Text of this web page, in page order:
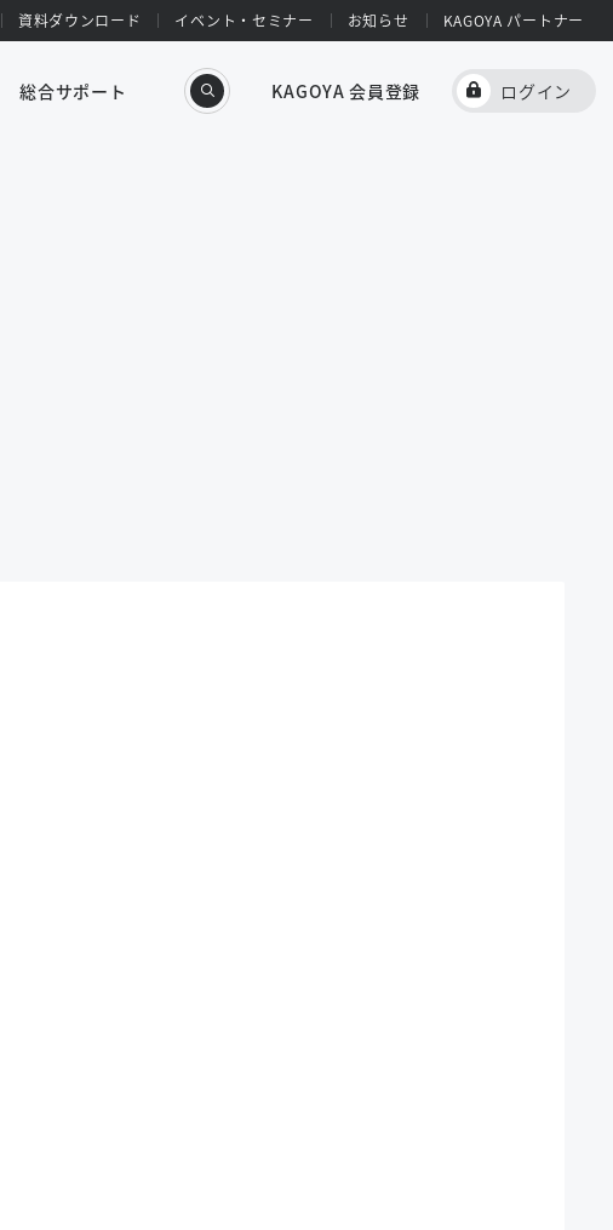
資料ダウンロード イベント・セミナー お知らせ KAGOYA パートナー
総合サポート KAGOYA 会員登録 ログイン